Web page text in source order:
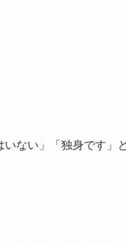
ない」「独身です」